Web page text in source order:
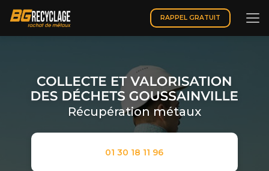
contenu
principal
RAPPEL GRATUIT
Récupération métaux
01 30 18 11 96